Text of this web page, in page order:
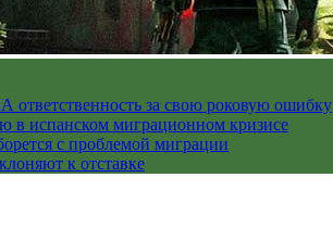
за свою роковую ошибку
в испанском миграционном кризисе
с проблемой миграции
к отставке